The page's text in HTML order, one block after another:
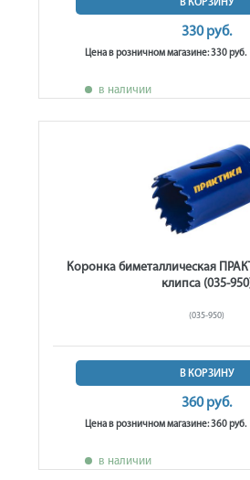
В КОРЗИНУ
330 руб.
Цена в розничном магазине: 330 руб.
в наличии
Коронка биметаллическая
клипса (035-
(035-950)
В КОРЗИНУ
360 руб.
Цена в розничном магазине: 360 руб.
в наличии